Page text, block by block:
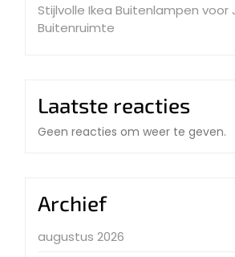
Stijlvolle Ikea Buitenlampen voor
Buitenruimte
Laatste reacties
Geen reacties om weer te geven.
Archief
augustus 2026